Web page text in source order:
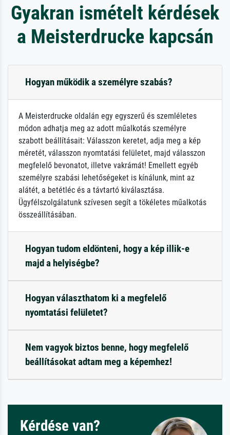
Gyakran ismételt kérdések
a Meisterdrucke kapcsán
Hogyan működik a személyre szabás?
A Meisterdrucke oldalán egy egyszerű és szemléletes
módon adhatja meg az adott műalkotás személyre
szabott beállításait: Válasszon keretet, adja meg a kép
méretét, válasszon nyomtatási felületet, majd válasszon
megfelelő bevonatot, illetve vakrámát! Emellett egyéb
személyre szabási lehetőségeket is kínálunk, mint az
alátét, a betétléc és a távtartó kiválasztása.
Ügyfélszolgálatunk szívesen segít a tökéletes műalkotás
összeállításában.
Hogyan tudom eldönteni, hogy a kép illik-e
majd a helyiségbe?
Hogyan választhatom ki a megfelelő
nyomtatási felületet?
Nem vagyok biztos benne, hogy megfelelő
beállításokat adtam meg a képemhez!
Kérdése van?